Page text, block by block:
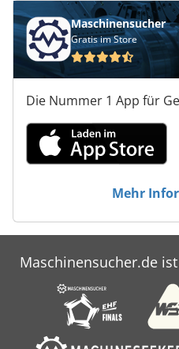
Maschinensucher
Gratis im Store
Die Nummer 1 App für
Mehr
Maschinensucher.de